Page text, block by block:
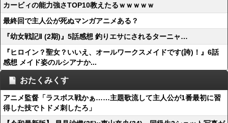
カービィの能力強さTOP10教えたるｗｗｗｗｗ
最終回で主人公が死ぬマンガアニメある？
『幼女戦記Ⅱ (2期)』5話感想 釣りエサにされるターニャ…
『ヒロイン？聖女？いいえ、オールワークスメイドです(誇)！』6話
感想 メイド姿のルシアナか...
おたくみくす
アニメ監督「ラスボス戦かぁ……主題歌流して主人公が1番最初に習
得した技でトドメ刺したろ」